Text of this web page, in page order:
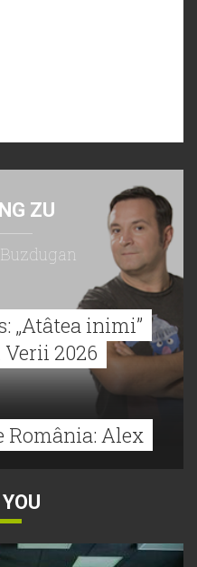
ZU
„Atâtea inimi”
2026
România: Alex
Monstru Al